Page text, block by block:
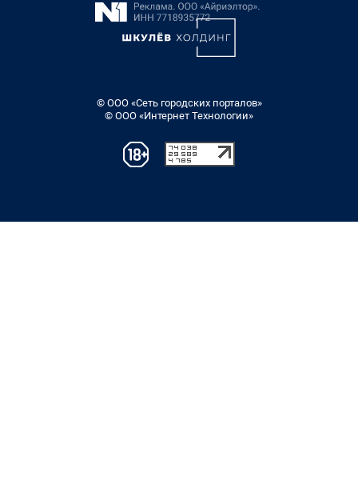
© ООО «Сеть городских порталов»
© ООО «Интернет Технологии»